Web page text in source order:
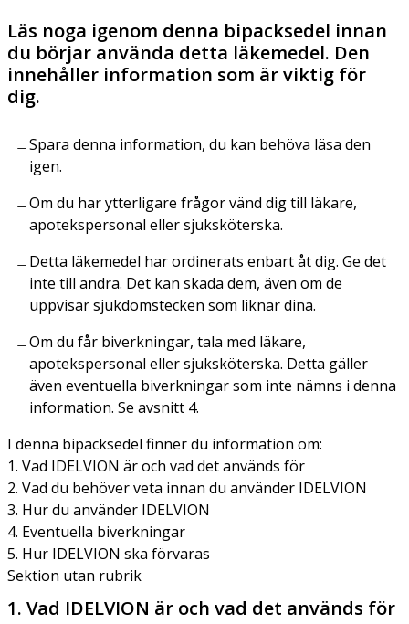
Läs noga igenom denna bipacksedel innan
du börjar använda detta läkemedel. Den
innehåller information som är viktig för
dig.
Spara denna information, du kan behöva läsa den
igen.
Om du har ytterligare frågor vänd dig till läkare,
apotekspersonal eller sjuksköterska.
Detta läkemedel har ordinerats enbart åt dig. Ge det
inte till andra. Det kan skada dem, även om de
uppvisar sjukdomstecken som liknar dina.
Om du får biverkningar, tala med läkare,
apotekspersonal eller sjuksköterska. Detta gäller
även eventuella biverkningar som inte nämns i denna
information. Se avsnitt 4.
I denna bipacksedel finner du information om:
1. Vad IDELVION är och vad det används för
2. Vad du behöver veta innan du använder IDELVION
3. Hur du använder IDELVION
4. Eventuella biverkningar
5. Hur IDELVION ska förvaras
Sektion utan rubrik
1. Vad IDELVION är och vad det används för